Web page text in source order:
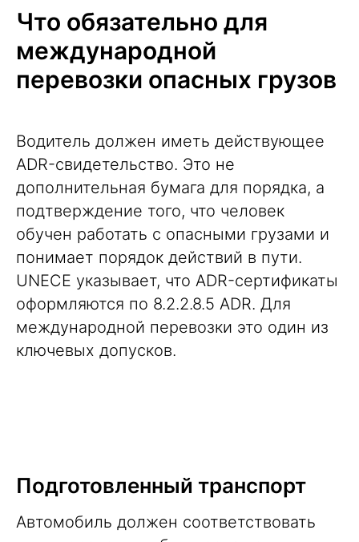
Что обязательно для
международной
перевозки опасных грузов
Водитель должен иметь действующее
ADR-свидетельство. Это не
дополнительная бумага для порядка, а
подтверждение того, что человек
обучен работать с опасными грузами и
понимает порядок действий в пути.
UNECE указывает, что ADR-сертификаты
оформляются по 8.2.2.8.5 ADR. Для
международной перевозки это один из
ключевых допусков.
Подготовленный транспорт
Автомобиль должен соответствовать